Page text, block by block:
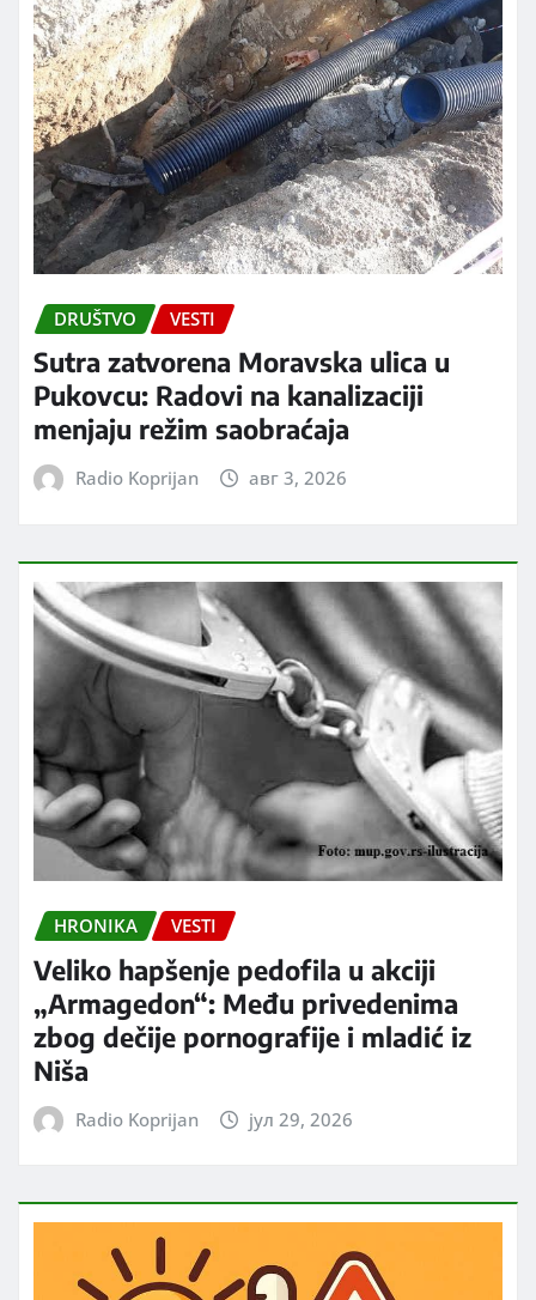
DRUŠTVO VESTI
Sutra zatvorena Moravska ulica u
Pukovcu: Radovi na kanalizaciji
menjaju režim saobraćaja
Radio Koprijan авг 3, 2026
HRONIKA VESTI
Veliko hapšenje pedofila u akciji
„Armagedon“: Među privedenima
zbog dečije pornografije i mladić iz
Niša
Radio Koprijan јул 29, 2026